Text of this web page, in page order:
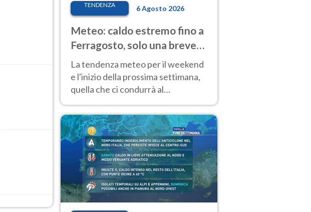
TENDENZA 6 Agosto 2026
Meteo: caldo estremo fino a
Ferragosto, solo una breve
pausa. Ecco dove
La tendenza meteo per il weekend
e l'inizio della prossima settimana,
quella che ci condurrà al
temperature molto elevate